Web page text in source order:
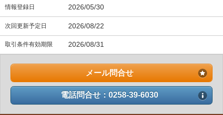
情報登録日 2026/05/30
次回更新予定日 2026/08/22
取引条件有効期限 2026/08/31
メール問合せ
電話問合せ：0258-39-6030